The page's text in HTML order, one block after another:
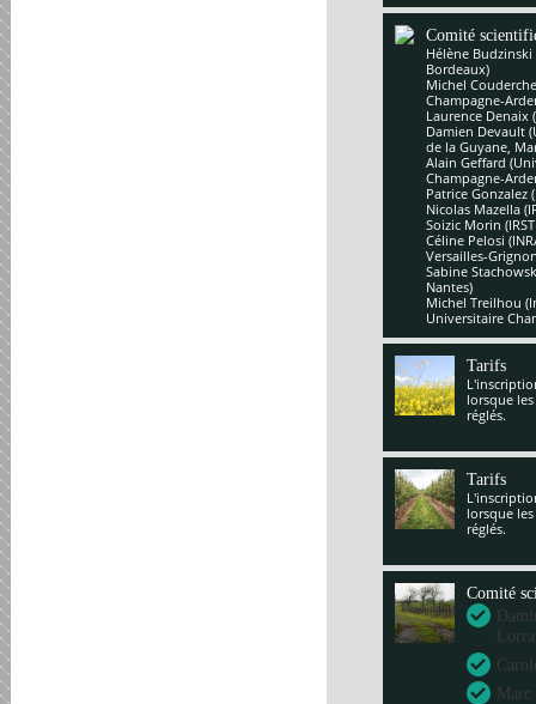
Comité
Hélène
Bordeaux)
Michel
Champagne-
Laurence Denaix
Damien Devault
de la Guyane,
Alain Geffard
Champagne-
Patrice Gonzalez
Nicolas Mazella
Soizic Morin
Céline Pelosi
Versailles-
Sabine
Nantes)
Michel Treilhou
Universitaire
Tarifs
lorsque
réglés.
Tarifs
lorsque
réglés.
Comité